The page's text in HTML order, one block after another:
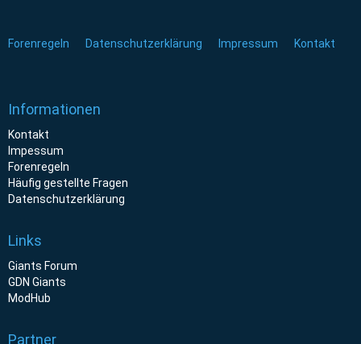
Forenregeln Datenschutzerklärung Impressum Kontakt
Informationen
Kontakt
Impessum
Forenregeln
Häufig gestellte Fragen
Datenschutzerklärung
Links
Giants Forum
GDN Giants
ModHub
Partner